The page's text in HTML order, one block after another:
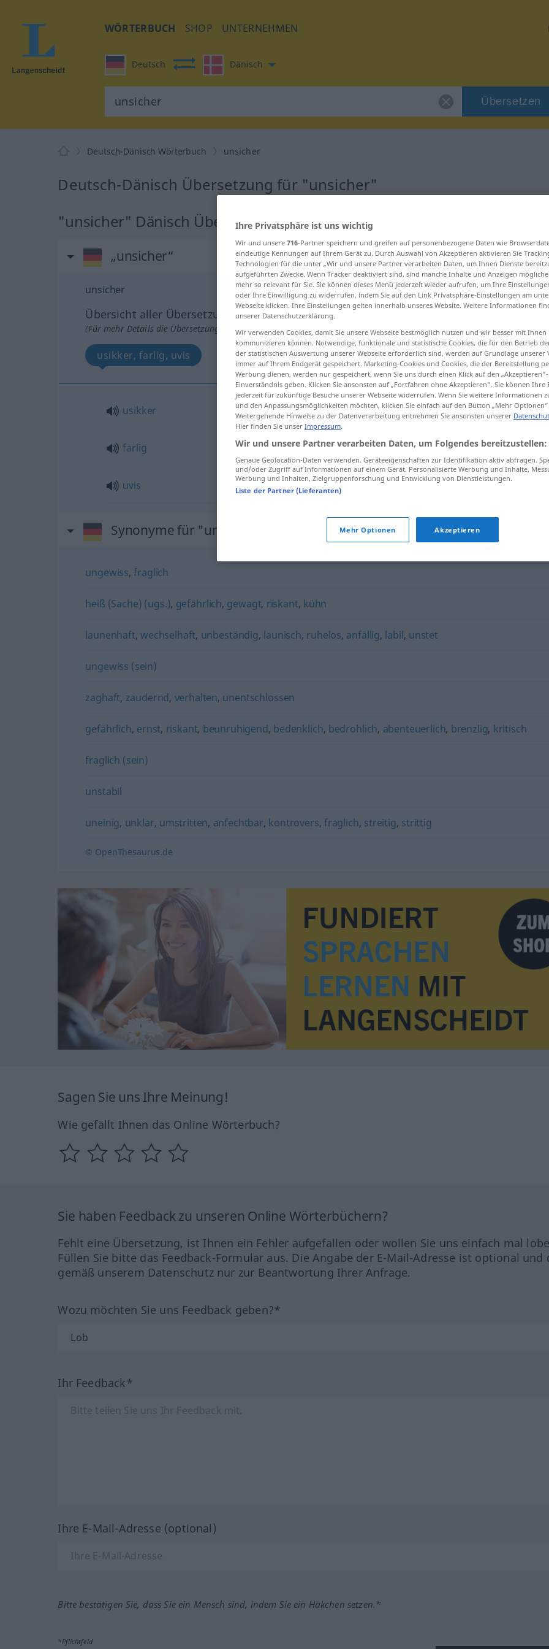
WÖRTERBUCH SHOP UNTERNEHMEN
Deutsch Dänisch
Übersetzen
Deutsch-Dänisch Wörterbuch unsicher
Deutsch-Dänisch Übersetzung für "unsicher"
"unsicher" Dänisch Übersetzung
„unsicher“
unsicher
Übersicht aller Übersetzungen
(Für mehr Details die Übersetzung anklicken/antippen)
usikker, farlig, uvis
usikker unsicher
farlig unsicher gefährlich
uvis unsicher ungewiss
Synonyme für "unsicher"
ungewiss,fraglich
heiß (Sache) (ugs.), gefährlich, gewagt, riskant, kühn
launenhaft,wechselhaft, unbeständig, launisch, ruhelos, anfällig, labil, unstet
ungewiss (sein)
zaghaft, zaudernd, verhalten, unentschlossen
gefährlich, ernst, riskant, beunruhigend, bedenklich, bedrohlich, abenteuerlich, brenzlig, kritisch
fraglich (sein)
unstabil
uneinig, unklar, umstritten, anfechtbar, kontrovers, fraglich, streitig, strittig
© OpenThesaurus.de
Sagen Sie uns Ihre Meinung!
Wie gefällt Ihnen das Online Wörterbuch?
Sie haben Feedback zu unseren Online Wörterbüchern?
Fehlt eine Übersetzung, ist Ihnen ein Fehler aufgefallen oder wollen Sie uns einfach mal
Füllen Sie bitte das Feedback-Formular aus. Die Angabe der E-Mail-Adresse ist optional und
gemäß unserem Datenschutz nur zur Beantwortung Ihrer Anfrage.
Wozu möchten Sie uns Feedback geben?*
Ihr Feedback*
Ihre E-Mail-Adresse (optional)
Bitte bestätigen Sie, dass Sie ein Mensch sind, indem Sie ein Häkchen setzen.*
*Pflichtfeld
Ihre Privatsphäre ist uns wichtig
Wir und unsere 716-Partner speichern und greifen auf personenbezogene Daten wie
eindeutige Kennungen auf Ihrem Gerät zu. Durch Auswahl von Akzeptieren aktivieren Sie
Technologien für die unter „Wir und unsere Partner verarbeiten Daten, um Ihnen Dienste
aufgeführten Zwecke. Wenn Tracker deaktiviert sind, sind manche Inhalte und Anzeigen
mehr so relevant für Sie. Sie können dieses Menü jederzeit wieder aufrufen, um Ihre
oder Ihre Einwilligung zu widerrufen, indem Sie auf den Link Privatsphäre-Einstellungen am
Webseite klicken. Ihre Einstellungen gelten innerhalb unseres Website. Weitere Informationen
unserer Datenschutzerklärung.
Wir verwenden Cookies, damit Sie unsere Webseite bestmöglich nutzen und wir besser mit Ihnen
kommunizieren können. Notwendige, funktionale und statistische Cookies, die für den Betrieb
der statistischen Auswertung unserer Webseite erforderlich sind, werden auf Grundlage unserer
immer auf Ihrem Endgerät gespeichert. Marketing-Cookies und Cookies, die der Bereitstellung
Werbung dienen, werden nur gespeichert, wenn Sie uns durch einen Klick auf den
Einverständnis geben. Klicken Sie ansonsten auf „Fortfahren ohne Akzeptieren“. Sie können Ihre
jederzeit für zukünftige Besuche unserer Webseite widerrufen. Wenn Sie weitere Informationen
und den Anpassungsmöglichkeiten möchten, klicken Sie einfach auf den Button „Mehr Optionen“.
Weitergehende Hinweise zu der Datenverarbeitung entnehmen Sie ansonsten unserer
Hier finden Sie unser Impressum.
Wir und unsere Partner verarbeiten Daten, um Folgendes bereitzustellen:
Genaue Geolocation-Daten verwenden. Geräteeigenschaften zur Identifikation aktiv abfragen.
und/oder Zugriff auf Informationen auf einem Gerät. Personalisierte Werbung und Inhalte,
Werbung und Inhalten, Zielgruppenforschung und Entwicklung von Dienstleistungen.
Liste der Partner (Lieferanten)
Mehr Optionen Akzeptieren